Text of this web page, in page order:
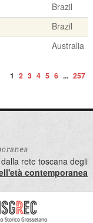
Brazil
Brazil
Australia
1 2 3 4 5 6 ... 257
rete toscana degli
contemporanea